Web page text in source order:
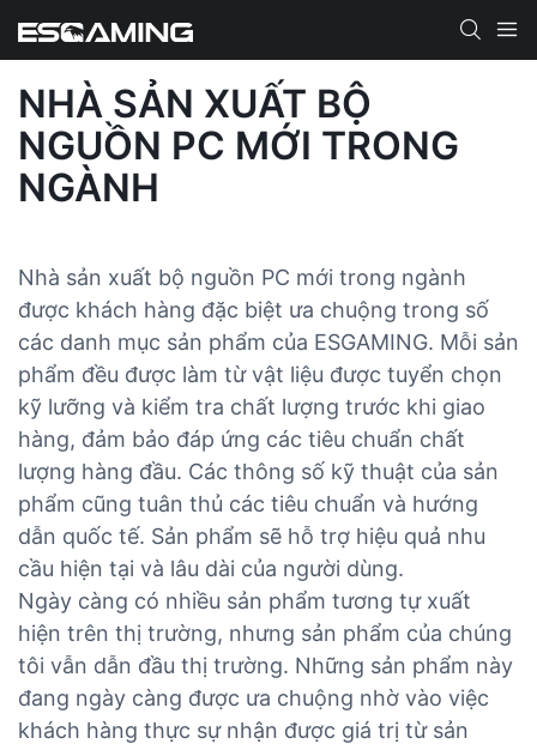
NHÀ SẢN XUẤT BỘ
NGUỒN PC MỚI TRONG
NGÀNH
Nhà sản xuất bộ nguồn PC mới trong ngành
được khách hàng đặc biệt ưa chuộng trong số
các danh mục sản phẩm của ESGAMING. Mỗi sản
phẩm đều được làm từ vật liệu được tuyển chọn
kỹ lưỡng và kiểm tra chất lượng trước khi giao
hàng, đảm bảo đáp ứng các tiêu chuẩn chất
lượng hàng đầu. Các thông số kỹ thuật của sản
phẩm cũng tuân thủ các tiêu chuẩn và hướng
dẫn quốc tế. Sản phẩm sẽ hỗ trợ hiệu quả nhu
cầu hiện tại và lâu dài của người dùng.
Ngày càng có nhiều sản phẩm tương tự xuất
hiện trên thị trường, nhưng sản phẩm của chúng
tôi vẫn dẫn đầu thị trường. Những sản phẩm này
đang ngày càng được ưa chuộng nhờ vào việc
khách hàng thực sự nhận được giá trị từ sản